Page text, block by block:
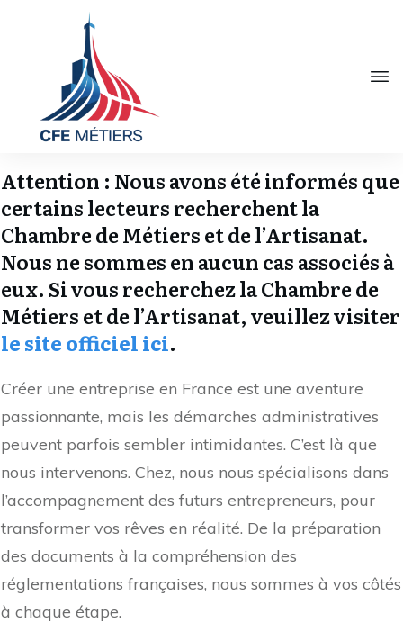
Attention : Nous avons été informés que
certains lecteurs recherchent la
Chambre de Métiers et de l’Artisanat.
Nous ne sommes en aucun cas associés à
eux. Si vous recherchez la Chambre de
Métiers et de l’Artisanat, veuillez visiter
le site officiel ici.
Créer une entreprise en France est une aventure
passionnante, mais les démarches administratives
peuvent parfois sembler intimidantes. C’est là que
nous intervenons. Chez, nous nous spécialisons dans
l’accompagnement des futurs entrepreneurs, pour
transformer vos rêves en réalité. De la préparation
des documents à la compréhension des
réglementations françaises, nous sommes à vos côtés
à chaque étape.